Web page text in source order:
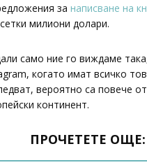
за написване на
милиони долари.
само ние го виждаме
когато имат всичко
вероятно са повече
континент.
ПРОЧЕТЕТЕ ОЩЕ: